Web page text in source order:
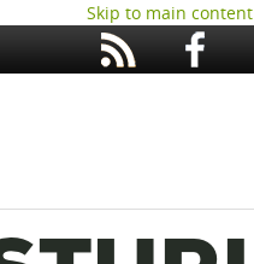
Skip to main content